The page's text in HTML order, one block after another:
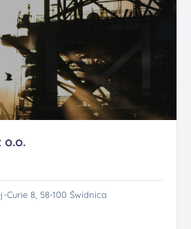
o.o.
Curie 8, 58-100 Świdnica